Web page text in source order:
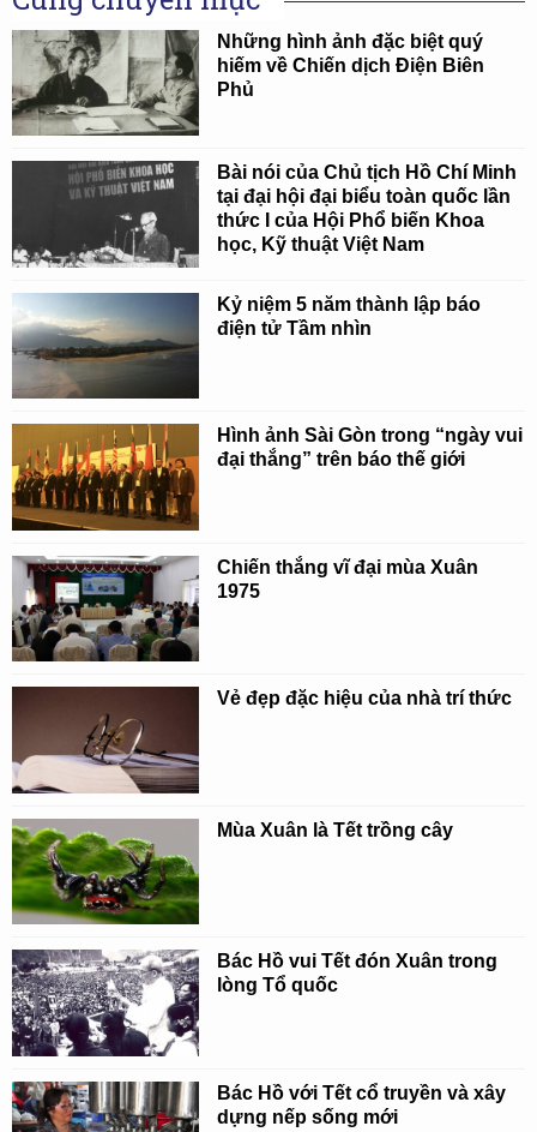
Những hình ảnh đặc biệt quý
hiếm về Chiến dịch Điện Biên
Phủ
Bài nói của Chủ tịch Hồ Chí Minh
tại đại hội đại biểu toàn quốc lần
thức I của Hội Phổ biến Khoa
học, Kỹ thuật Việt Nam
Kỷ niệm 5 năm thành lập báo
điện tử Tầm nhìn
Hình ảnh Sài Gòn trong “ngày vui
đại thắng” trên báo thế giới
Chiến thắng vĩ đại mùa Xuân
1975
Vẻ đẹp đặc hiệu của nhà trí thức
Mùa Xuân là Tết trồng cây
Bác Hồ vui Tết đón Xuân trong
lòng Tổ quốc
Bác Hồ với Tết cổ truyền và xây
dựng nếp sống mới